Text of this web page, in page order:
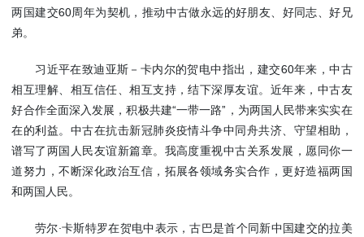
使馆掠
影
两国建交60周年为契机，推动中古做永远的好朋友、好同志、好兄
弟。
习近平在致迪亚斯－卡内尔的贺电中指出，建交60年来，中古
相互理解、相互信任、相互支持，结下深厚友谊。近年来，中古友
好合作全面深入发展，积极共建“一带一路”，为两国人民带来实实在
在的利益。中古在抗击新冠肺炎疫情斗争中同舟共济、守望相助，
谱写了两国人民友谊新篇章。我高度重视中古关系发展，愿同你一
道努力，不断深化政治互信，拓展各领域务实合作，更好造福两国
和两国人民。
劳尔·卡斯特罗在贺电中表示，古巴是首个同新中国建交的拉美